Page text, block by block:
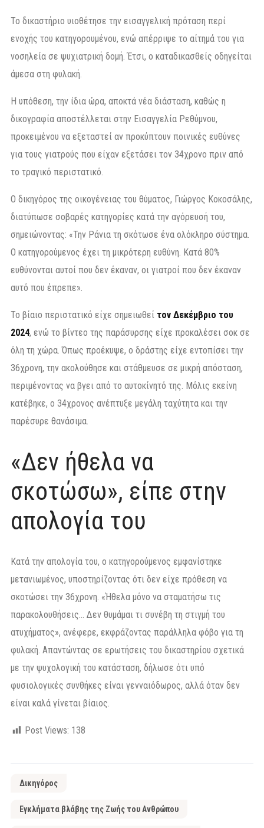
Το δικαστήριο υιοθέτησε την εισαγγελική πρόταση περί
ενοχής του κατηγορουμένου, ενώ απέρριψε το αίτημά του για
νοσηλεία σε ψυχιατρική δομή. Έτσι, ο καταδικασθείς οδηγείται
άμεσα στη φυλακή.
Η υπόθεση, την ίδια ώρα, αποκτά νέα διάσταση, καθώς η
δικογραφία αποστέλλεται στην Εισαγγελία Ρεθύμνου,
προκειμένου να εξεταστεί αν προκύπτουν ποινικές ευθύνες
για τους γιατρούς που είχαν εξετάσει τον 34χρονο πριν από
το τραγικό περιστατικό.
Ο δικηγόρος της οικογένειας του θύματος, Γιώργος Κοκοσάλης,
διατύπωσε σοβαρές κατηγορίες κατά την αγόρευσή του,
σημειώνοντας: «Την Ράνια τη σκότωσε ένα ολόκληρο σύστημα.
Ο κατηγορούμενος έχει τη μικρότερη ευθύνη. Κατά 80%
ευθύνονται αυτοί που δεν έκαναν, οι γιατροί που δεν έκαναν
αυτό που έπρεπε».
Το βίαιο περιστατικό είχε σημειωθεί τον Δεκέμβριο του
2024, ενώ το βίντεο της παράσυρσης είχε προκαλέσει σοκ σε
όλη τη χώρα. Όπως προέκυψε, ο δράστης είχε εντοπίσει την
36χρονη, την ακολούθησε και στάθμευσε σε μικρή απόσταση,
περιμένοντας να βγει από το αυτοκίνητό της. Μόλις εκείνη
κατέβηκε, ο 34χρονος ανέπτυξε μεγάλη ταχύτητα και την
παρέσυρε θανάσιμα.
«Δεν ήθελα να
σκοτώσω», είπε στην
απολογία του
Κατά την απολογία του, ο κατηγορούμενος εμφανίστηκε
μετανιωμένος, υποστηρίζοντας ότι δεν είχε πρόθεση να
σκοτώσει την 36χρονη. «Ήθελα μόνο να σταματήσω τις
παρακολουθήσεις… Δεν θυμάμαι τι συνέβη τη στιγμή του
ατυχήματος», ανέφερε, εκφράζοντας παράλληλα φόβο για τη
φυλακή. Απαντώντας σε ερωτήσεις του δικαστηρίου σχετικά
με την ψυχολογική του κατάσταση, δήλωσε ότι υπό
φυσιολογικές συνθήκες είναι γενναιόδωρος, αλλά όταν δεν
είναι καλά γίνεται βίαιος.
Post Views: 138
Δικηγόρος
Εγκλήματα βλάβης της Ζωής του Ανθρώπου